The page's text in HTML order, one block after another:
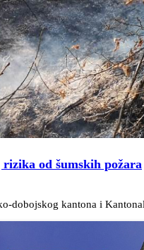
rizika od šumskih požara
dobojskog kantona i